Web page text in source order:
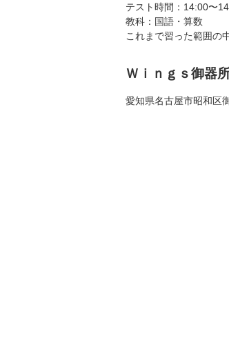
テスト時間：14:00〜
教科：国語・算数
これまで習った範囲の
Ｗｉｎｇｓ御器
愛知県名古屋市昭和区